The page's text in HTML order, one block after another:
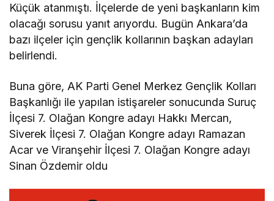
Küçük atanmıştı. İlçelerde de yeni başkanların kim
olacağı sorusu yanıt arıyordu. Bugün Ankara’da
bazı ilçeler için gençlik kollarının başkan adayları
belirlendi.
Buna göre, AK Parti Genel Merkez Gençlik Kolları
Başkanlığı ile yapılan istişareler sonucunda Suruç
İlçesi 7. Olağan Kongre adayı Hakkı Mercan,
Siverek İlçesi 7. Olağan Kongre adayı Ramazan
Acar ve Viranşehir İlçesi 7. Olağan Kongre adayı
Sinan Özdemir oldu